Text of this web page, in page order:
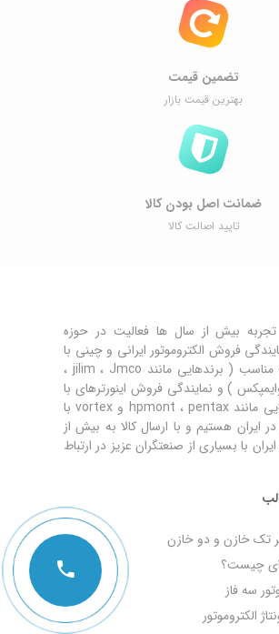
تضمین قیمت
بهترین قیمت بازار
ضمانت اصل ‌بودن کالا
تایید اصالت کالا
تجربه بیش از سال ها فعالیت در حوزه
فروش الکتروموتور ایرانی و چینی با
کیفیت و قیمت مناسب ( برندهایی مانند jilim ، Jmco ،
) و نمایندگی فروش اینورترهای با
کیفیت ( برندهایی مانند hpmont ، pentax و vortex با
ایران هستیم و با ارسال کالا به بیش از
ایران با بسیاری از صنعتگران عزیز در ارتباط
تک خازن و دو خازن
ای چیست؟
سه فاز
الکتروموتور